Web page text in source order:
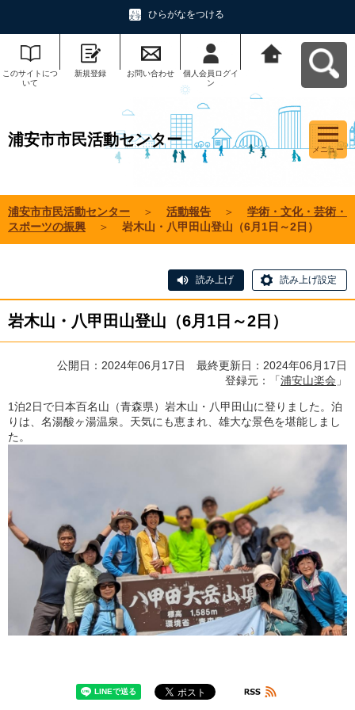
ひらがなをつける
このサイトにつ
いて
新規登録 お問い合わせ
個人会員ログイ
ン
浦安市市民活動センター
メニュー
浦安市市民活動センター ＞ 活動報告 ＞
学術・文化・芸術・
スポーツの振興
＞ 岩木山・八甲田山登山（6月1日～2日）
読み上げ 読み上げ設定
岩木山・八甲田山登山（6月1日～2日）
公開日：2024年06月17日 最終更新日：2024年06月17日
登録元：「浦安山楽会 」
1泊2日で日本百名山（青森県）岩木山・八甲田山に登りました。泊
りは、名湯酸ヶ湯温泉。天気にも恵まれ、雄大な景色を堪能しまし
た。